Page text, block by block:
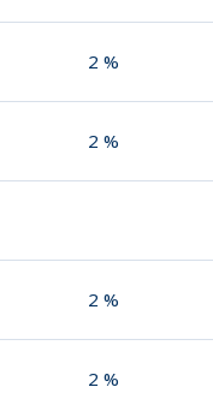
2 %
2 %
2 %
2 %